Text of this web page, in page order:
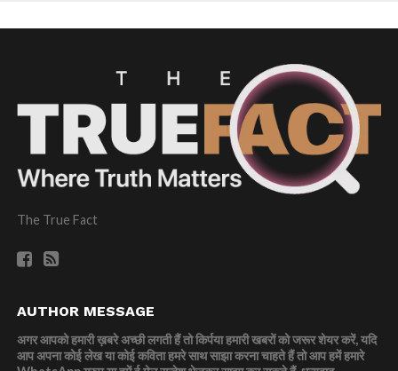
The True Fact
AUTHOR MESSAGE
अगर आपको हमारी ख़बरे अच्छी लगती हैं तो किर्पया हमारी खबरों को जरूर शेयर करें, यदि
आप अपना कोई लेख या कोई कविता हमरे साथ साझा करना चाहते हैं तो आप हमें हमारे